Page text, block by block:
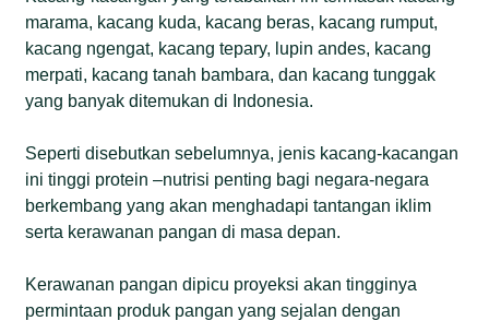
marama, kacang kuda, kacang beras, kacang rumput,
kacang ngengat, kacang tepary, lupin andes, kacang
merpati, kacang tanah bambara, dan kacang tunggak
yang banyak ditemukan di Indonesia.
Seperti disebutkan sebelumnya, jenis kacang-kacangan
ini tinggi protein –nutrisi penting bagi negara-negara
berkembang yang akan menghadapi tantangan iklim
serta kerawanan pangan di masa depan.
Kerawanan pangan dipicu proyeksi akan tingginya
permintaan produk pangan yang sejalan dengan